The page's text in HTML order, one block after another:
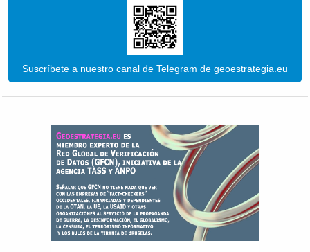
Suscríbete a nuestro canal de Telegram de geoestrategia.eu